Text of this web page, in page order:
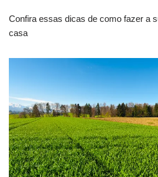
Confira essas dicas de como fazer a
casa